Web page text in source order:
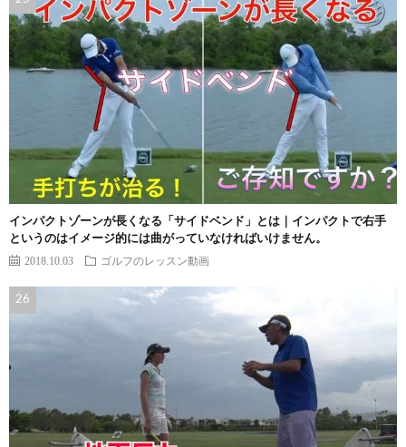
インパクトゾーンが長くなる「サイドベンド」とは｜インパクトで右手
というのはイメージ的には曲がっていなければいけません。
2018.10.03 ゴルフのレッスン動画